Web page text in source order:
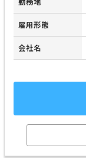
雇用形態
会社名